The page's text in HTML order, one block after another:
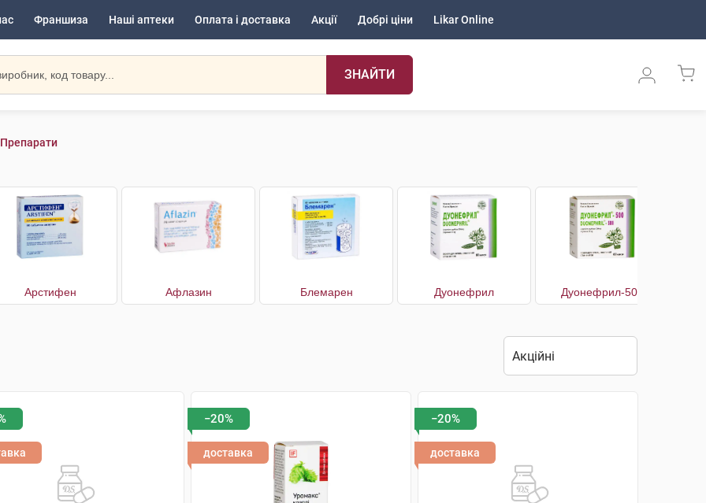
Франшиза Наші аптеки Оплата і доставка Акції Добрі ціни Likar Online
ЗНАЙТИ
Препарати
Арстифен Афлазин Блемарен Дуонефрил Дуонефрил-500
−20%
доставка
−20%
доставка